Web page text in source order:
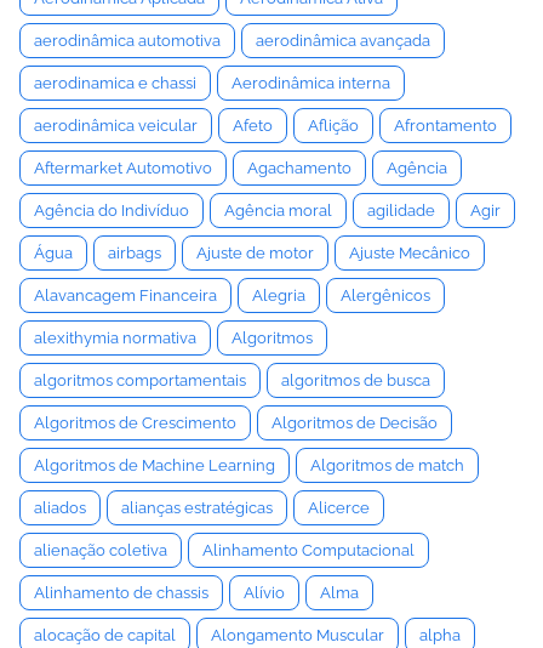
aerodinâmica automotiva aerodinâmica avançada
aerodinamica e chassi Aerodinâmica interna
aerodinâmica veicular Afeto Aflição Afrontamento
Aftermarket Automotivo Agachamento Agência
Agência do Indivíduo Agência moral agilidade Agir
Água airbags Ajuste de motor Ajuste Mecânico
Alavancagem Financeira Alegria Alergênicos
alexithymia normativa Algoritmos
algoritmos comportamentais algoritmos de busca
Algoritmos de Crescimento Algoritmos de Decisão
Algoritmos de Machine Learning Algoritmos de match
aliados alianças estratégicas Alicerce
alienação coletiva Alinhamento Computacional
Alinhamento de chassis Alívio Alma
alocação de capital Alongamento Muscular alpha